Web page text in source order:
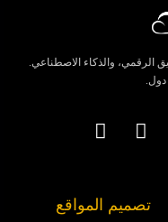
الرقمي، والذكاء الاصطناعي.
تصميم المواقع